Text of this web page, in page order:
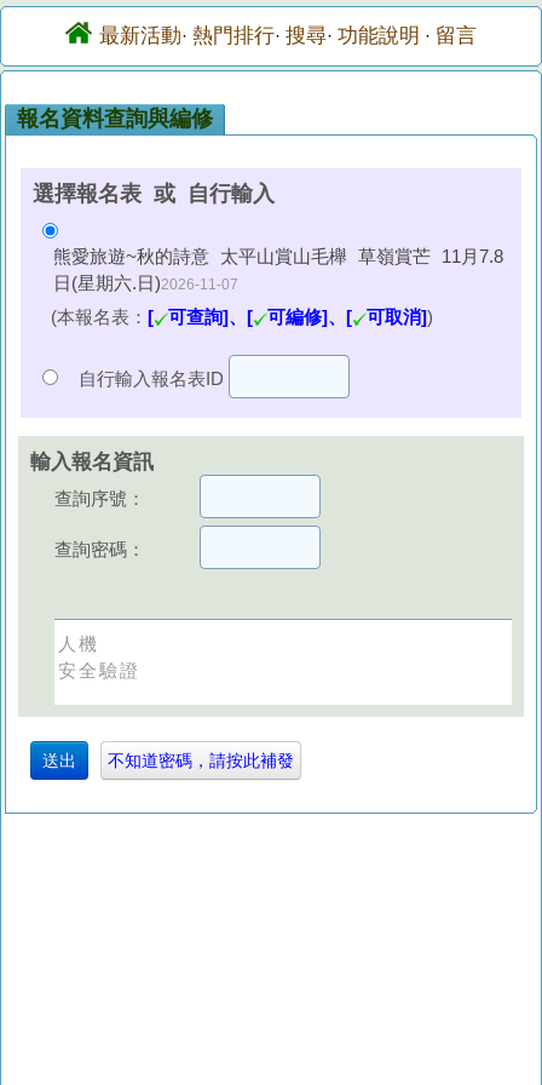
最新活動· 熱門排行· 搜尋· 功能說明 · 留言
報名資料查詢與編修
選擇報名表 或 自行輸入
熊愛旅遊~秋的詩意 太平山賞山毛櫸 草嶺賞芒 11月7.8
日(星期六.日)2026-11-07
(本報名表： [ 可查詢]、[ 可編修]、[ 可取消])
自行輸入報名表ID
輸入報名資訊
查詢序號：
查詢密碼：
人機
安全驗證